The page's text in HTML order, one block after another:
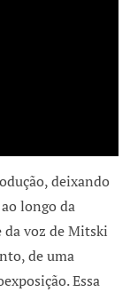
deixando
longo da
da voz de Mitski
de uma
Essa